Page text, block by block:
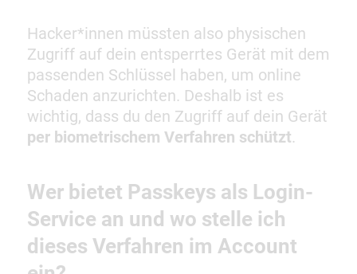
Hacker*innen müssten also physischen
Zugriff auf dein entsperrtes Gerät mit dem
passenden Schlüssel haben, um online
Schaden anzurichten. Deshalb ist es
wichtig, dass du den Zugriff auf dein Gerät
per biometrischem Verfahren schützt.
Wer bietet Passkeys als Login-
Service an und wo stelle ich
dieses Verfahren im Account